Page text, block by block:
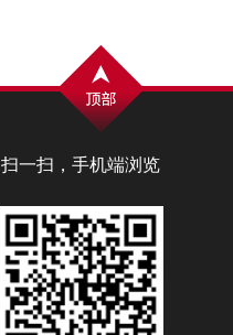
扫一扫，手机端浏览